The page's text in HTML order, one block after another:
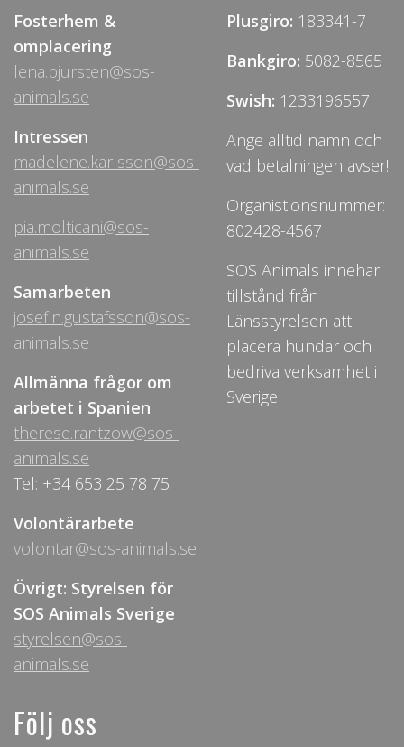
Fosterhem &
omplacering
lena.bjursten@sos-
animals.se
Intressen
madelene.karlsson@sos-
animals.se
pia.molticani@sos-
animals.se
Samarbeten
josefin.gustafsson@sos-
animals.se
Allmänna frågor om
arbetet i Spanien
therese.rantzow@sos-
animals.se
Tel: +34 653 25 78 75
Volontärarbete
volontar@sos-animals.se
Övrigt: Styrelsen för
SOS Animals Sverige
styrelsen@sos-
animals.se
Plusgiro: 183341-7
Bankgiro: 5082-8565
Swish: 1233196557
Ange alltid namn och
vad betalningen avser!
Organistionsnummer:
802428-4567
SOS Animals innehar
tillstånd från
Länsstyrelsen att
placera hundar och
bedriva verksamhet i
Sverige
Följ oss